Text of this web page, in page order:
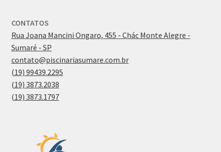
CONTATOS
Rua Joana Mancini Ongaro, 455 - Chác Monte Alegre -
Sumaré - SP
contato@piscinariasumare.com.br
(19) 99439.2295
(19) 3873.2038
(19) 3873.1797